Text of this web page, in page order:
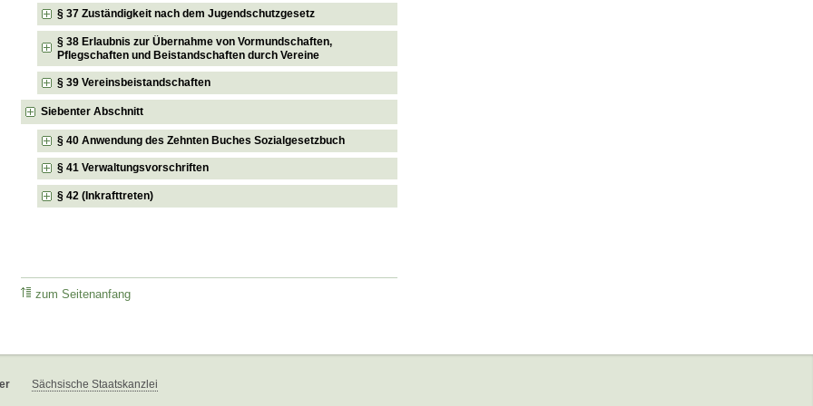
§ 37 Zuständigkeit nach dem Jugendschutzgesetz
§ 38 Erlaubnis zur Übernahme von Vormundschaften,
Pflegschaften und Beistandschaften durch Vereine
§ 39 Vereinsbeistandschaften
Siebenter Abschnitt
§ 40 Anwendung des Zehnten Buches Sozialgesetzbuch
§ 41 Verwaltungsvorschriften
§ 42 (Inkrafttreten)
zum Seitenanfang
Sächsische Staatskanzlei